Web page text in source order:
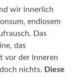
wir innerlich
endlosem
Das
das
vor der inneren
nichts. Diese